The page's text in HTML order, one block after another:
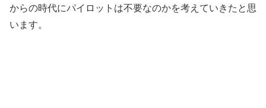
からの時代にパイロットは不要なのかを考えていきたと思
います。